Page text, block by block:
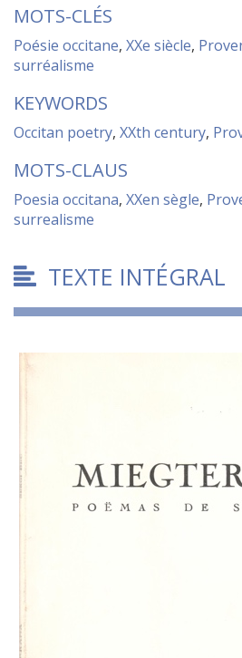
MOTS-CLÉS
Poésie occitane, XXe siècle,
surréalisme
KEYWORDS
Occitan poetry, XXth century,
MOTS-CLAUS
Poesia occitana, XXen sègle,
surrealisme
TEXTE INTÉGRAL